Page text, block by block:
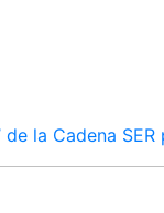
de la Cadena